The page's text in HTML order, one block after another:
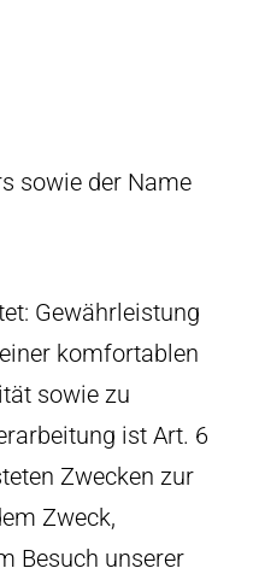
sowie der Name
Gewährleistung
komfortablen
sowie zu
ist Art. 6
Zwecken zur
Zweck,
Besuch unserer